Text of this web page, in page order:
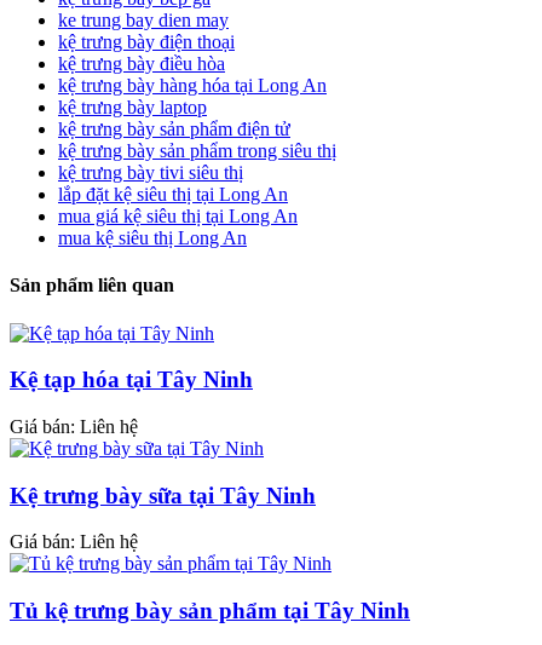
ke trung bay dien may
kệ trưng bày điện thoại
kệ trưng bày điều hòa
kệ trưng bày hàng hóa tại Long An
kệ trưng bày laptop
kệ trưng bày sản phẩm điện tử
kệ trưng bày sản phẩm trong siêu thị
kệ trưng bày tivi siêu thị
lắp đặt kệ siêu thị tại Long An
mua giá kệ siêu thị tại Long An
mua kệ siêu thị Long An
Sản phẩm liên quan
Kệ tạp hóa tại Tây Ninh
Giá bán: Liên hệ
Kệ trưng bày sữa tại Tây Ninh
Giá bán: Liên hệ
Tủ kệ trưng bày sản phẩm tại Tây Ninh